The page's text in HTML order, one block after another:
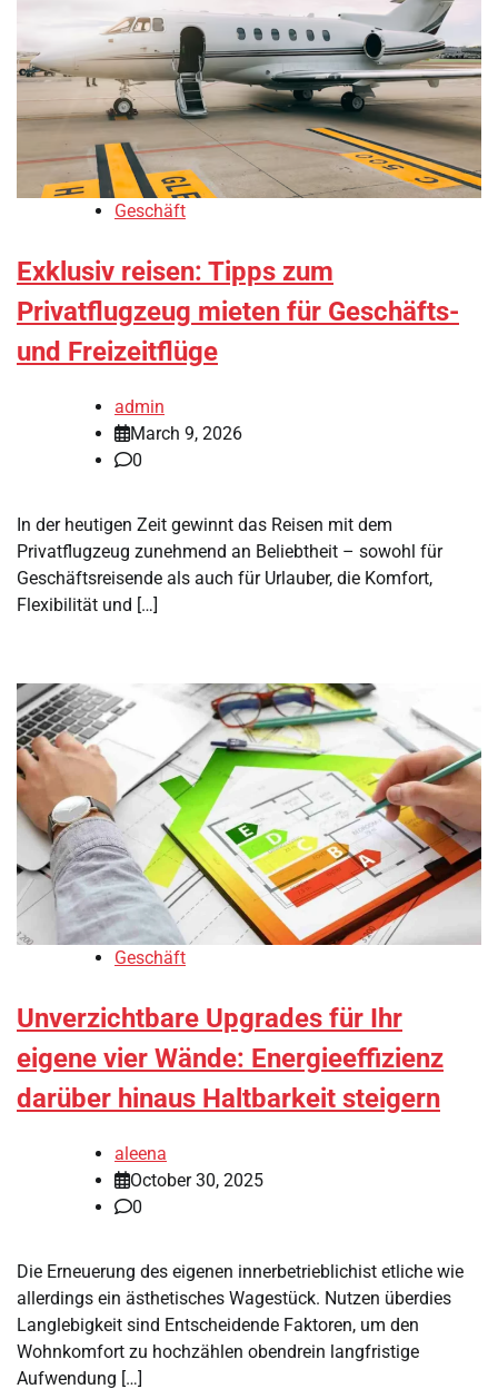
Geschäft
Exklusiv reisen: Tipps zum
Privatflugzeug mieten für Geschäfts-
und Freizeitflüge
admin
March 9, 2026
0
In der heutigen Zeit gewinnt das Reisen mit dem
Privatflugzeug zunehmend an Beliebtheit – sowohl für
Geschäftsreisende als auch für Urlauber, die Komfort,
Flexibilität und […]
Geschäft
Unverzichtbare Upgrades für Ihr
eigene vier Wände: Energieeffizienz
darüber hinaus Haltbarkeit steigern
aleena
October 30, 2025
0
Die Erneuerung des eigenen innerbetrieblichist etliche wie
allerdings ein ästhetisches Wagestück. Nutzen überdies
Langlebigkeit sind Entscheidende Faktoren, um den
Wohnkomfort zu hochzählen obendrein langfristige
Aufwendung […]